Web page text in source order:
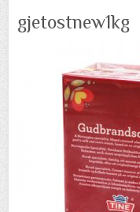
gjetostnew1kg